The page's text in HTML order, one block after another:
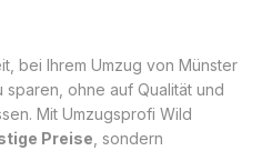
bei Ihrem Umzug von Münster
ohne auf Qualität und
Mit Umzugsprofi Wild
Preise , sondern